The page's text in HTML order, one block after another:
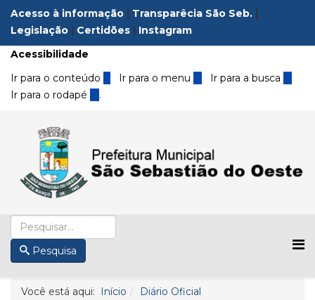
Acesso à informação | Transparêcia São Seb. |
Legislação | Certidões | Instagram
Acessibilidade
Ir para o conteúdo 1 Ir para o menu 2 Ir para a busca3
Ir para o rodapé 4 .
Pesquisa
Você está aqui: Início
Diário Oficial